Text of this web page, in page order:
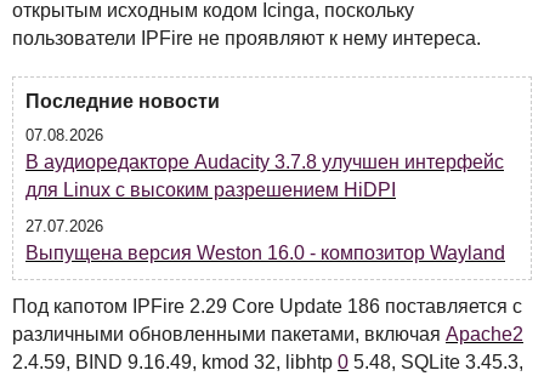
открытым исходным кодом Icinga, поскольку
пользователи
IPFire не проявляют к нему интереса.
Последние новости
07.08.2026
В аудиоредакторе Audacity 3.7.8 улучшен интерфейс
для Linux с высоким разрешением HiDPI
27.07.2026
Выпущена версия Weston 16.0 - композитор Wayland
Под капотом IPFire 2.29 Core Update 186 поставляется с
различными обновленными пакетами, включая Apache2
2.4.59, BIND 9.16.49, kmod 32, libhtp 0 5.48, SQLite 3.45.3,